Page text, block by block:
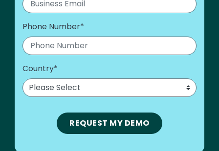
Phone Number*
Country*